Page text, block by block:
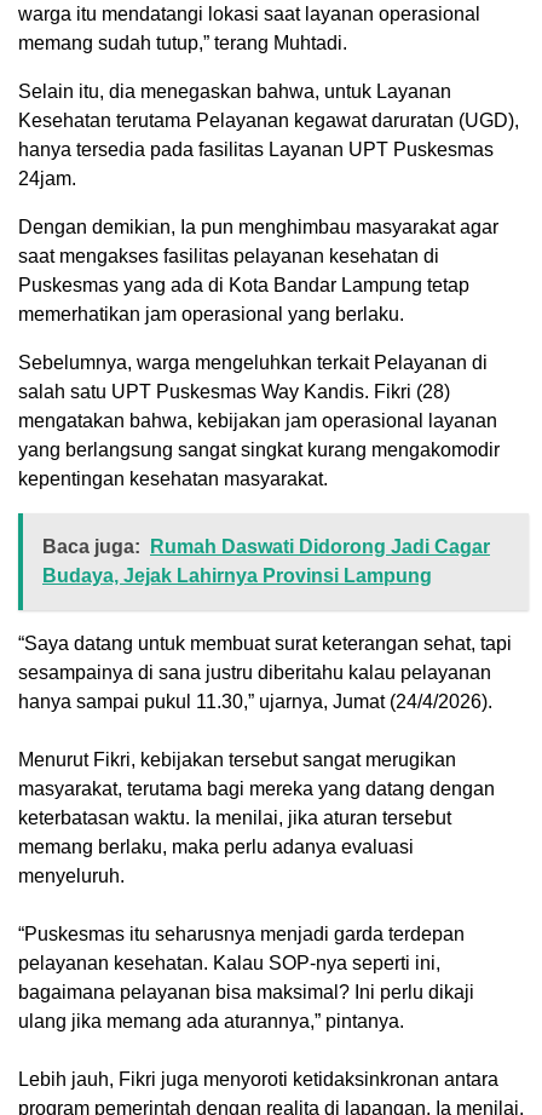
warga itu mendatangi lokasi saat layanan operasional
memang sudah tutup,” terang Muhtadi.
Selain itu, dia menegaskan bahwa, untuk Layanan
Kesehatan terutama Pelayanan kegawat daruratan (UGD),
hanya tersedia pada fasilitas Layanan UPT Puskesmas
24jam.
Dengan demikian, Ia pun menghimbau masyarakat agar
saat mengakses fasilitas pelayanan kesehatan di
Puskesmas yang ada di Kota Bandar Lampung tetap
memerhatikan jam operasional yang berlaku.
Sebelumnya, warga mengeluhkan terkait Pelayanan di
salah satu UPT Puskesmas Way Kandis. Fikri (28)
mengatakan bahwa, kebijakan jam operasional layanan
yang berlangsung sangat singkat kurang mengakomodir
kepentingan kesehatan masyarakat.
Baca juga:
Rumah Daswati Didorong Jadi Cagar
Budaya, Jejak Lahirnya Provinsi Lampung
‎“Saya datang untuk membuat surat keterangan sehat, tapi
sesampainya di sana justru diberitahu kalau pelayanan
hanya sampai pukul 11.30,” ujarnya, Jumat (24/4/2026).
‎Menurut Fikri, kebijakan tersebut sangat merugikan
masyarakat, terutama bagi mereka yang datang dengan
keterbatasan waktu. Ia menilai, jika aturan tersebut
memang berlaku, maka perlu adanya evaluasi
menyeluruh.
‎“Puskesmas itu seharusnya menjadi garda terdepan
pelayanan kesehatan. Kalau SOP-nya seperti ini,
bagaimana pelayanan bisa maksimal? Ini perlu dikaji
ulang jika memang ada aturannya,” pintanya.
‎Lebih jauh, Fikri juga menyoroti ketidaksinkronan antara
program pemerintah dengan realita di lapangan. Ia menilai,